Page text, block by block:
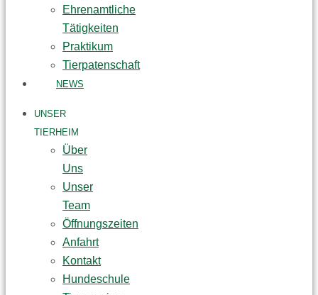
Ehrenamtliche
Tätigkeiten
Praktikum
Tierpatenschaft
NEWS
UNSER
TIERHEIM
Über
Uns
Unser
Team
Öffnungszeiten
Anfahrt
Kontakt
Hundeschule